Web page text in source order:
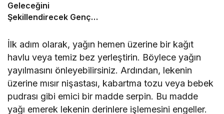
Geleceğini
Şekillendirecek Genç
İlk adım olarak, yağın hemen üzerine bir kağıt
havlu veya temiz bez yerleştirin. Böylece yağın
yayılmasını önleyebilirsiniz. Ardından, lekenin
üzerine mısır nişastası, kabartma tozu veya bebek
pudrası gibi emici bir madde serpin. Bu madde
yağı emerek lekenin derinlere işlemesini engeller.